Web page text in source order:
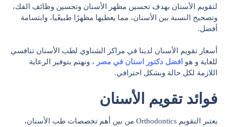
لتقويم الأسنان بهدف تحسين مظهر الأسنان وتحسين وظائف الفك،
وتصحيح النسبة بين الأسنان، مما يعطيها مظهرًا طبيعًيا، وابتسامة
أفضل.
أسعار تقويم الأسنان لدينا في مراكز الشناوي لطب الأسنان تنافسي
للغاية و هو افضل دكتور اسنان في مصر ، ونهتم بتوفير الرعاية
اللازمة لكل حالة وبشكل احترافي.
فوائد تقويم الأسنان
يعتبر التقويم Orthodontics من بين أهم تخصصات طب الأسنان،